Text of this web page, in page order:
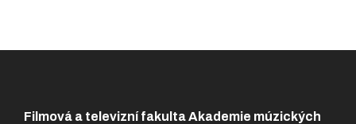
Filmová a televizní fakulta Akademie múzických